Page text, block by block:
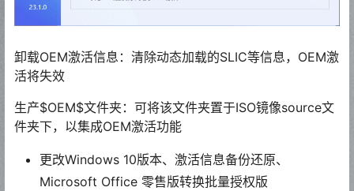
卸载OEM激活信息：清除动态加载的SLIC等信息，OEM激
活将失效
生产$OEM$文件夹：可将该文件夹置于ISO镜像source文
件夹下，以集成OEM激活功能
更改Windows 10版本、激活信息备份还原、
Microsoft Office 零售版转换批量授权版